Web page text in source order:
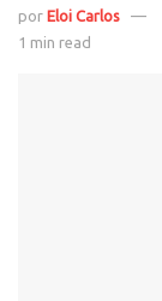
por Eloi Carlos
1 min read